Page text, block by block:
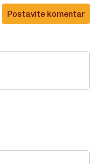
Postavite komentar